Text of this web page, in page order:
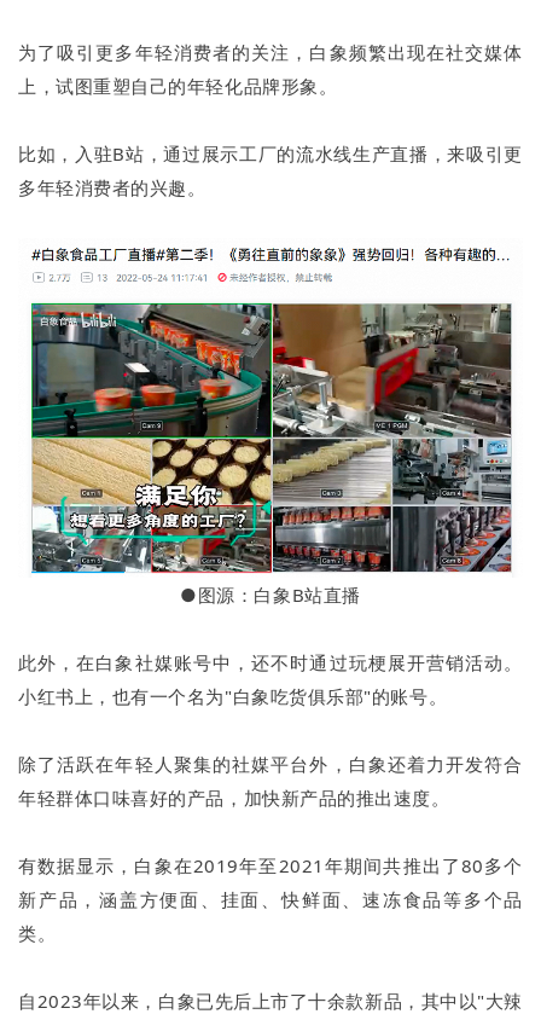
为了吸引更多年轻消费者的关注，白象频繁出现在社交媒体
上，试图重塑自己的年轻化品牌形象。
比如，入驻B站，通过展示工厂的流水线生产直播，来吸引更
多年轻消费者的兴趣。
●图源：白象B站直播
此外，在白象社媒账号中，还不时通过玩梗展开营销活动。
小红书上，也有一个名为"白象吃货俱乐部"的账号。
除了活跃在年轻人聚集的社媒平台外，白象还着力开发符合
年轻群体口味喜好的产品，加快新产品的推出速度。
有数据显示，白象在2019年至2021年期间共推出了80多个
新产品，涵盖方便面、挂面、快鲜面、速冻食品等多个品
类。
自2023年以来，白象已先后上市了十余款新品，其中以"大辣